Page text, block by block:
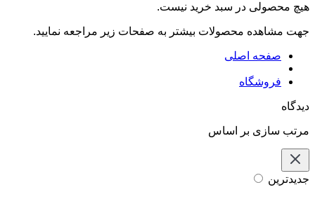
هیچ محصولی در سبد خرید نیست.
جهت مشاهده محصولات بیشتر به صفحات زیر مراجعه نمایید.
صفحه اصلی
فروشگاه
دیدگاه
مرتب سازی بر اساس
جدیدترین